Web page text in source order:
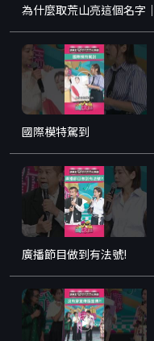
為什麼取荒山亮這個名字｜
國際模特駕到
廣播節目做到有法號!